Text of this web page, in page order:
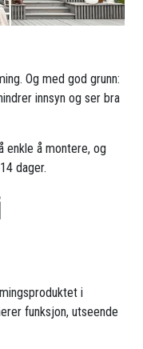
Og med god grunn:
innsyn og ser bra
enkle å montere, og
dager.
i
funksjon, utseende